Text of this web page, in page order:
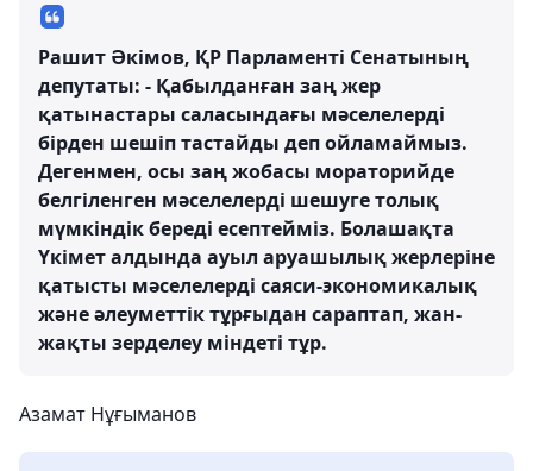
Рашит Әкімов, ҚР Парламенті Сенатының
депутаты: - Қабылданған заң жер
қатынастары саласындағы мәселелерді
бірден шешіп тастайды деп ойламаймыз.
Дегенмен, осы заң жобасы мораторийде
белгіленген мәселелерді шешуге толық
мүмкіндік береді есептейміз. Болашақта
Үкімет алдында ауыл аруашылық жерлеріне
қатысты мәселелерді саяси-экономикалық
және әлеуметтік тұрғыдан сараптап, жан-
жақты зерделеу міндеті тұр.
Азамат Нұғыманов